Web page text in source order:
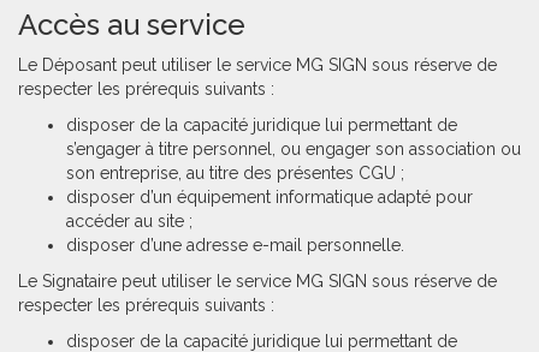
Accès au service
Le Déposant peut utiliser le service MG SIGN sous réserve de
respecter les prérequis suivants :
disposer de la capacité juridique lui permettant de
s’engager à titre personnel, ou engager son association ou
son entreprise, au titre des présentes CGU ;
disposer d’un équipement informatique adapté pour
accéder au site ;
disposer d’une adresse e-mail personnelle.
Le Signataire peut utiliser le service MG SIGN sous réserve de
respecter les prérequis suivants :
disposer de la capacité juridique lui permettant de